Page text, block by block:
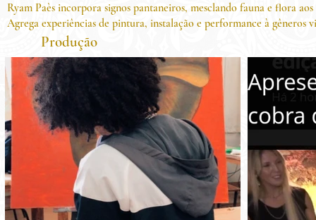
Ryam Paès incorpora signos pantaneiros, mesclando fauna e flora
Agrega experiências de pintura, instalação e performance à
Produção